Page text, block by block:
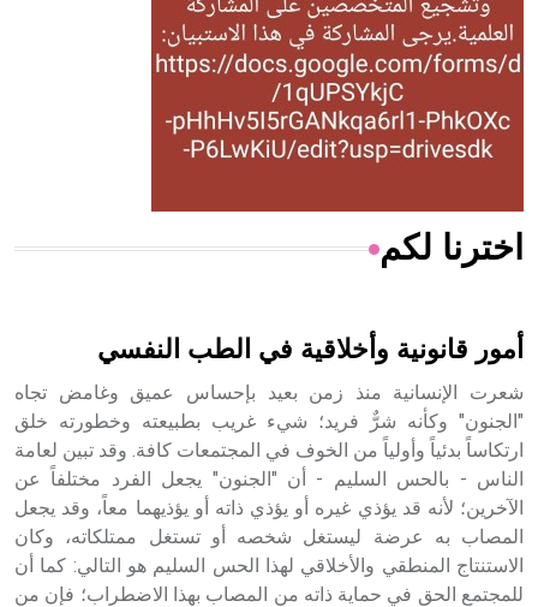
- هل تعلم أن المرجان إفراز حيواني يتكون في البحر ويتركب
من مادة كربونات الكلسيوم، وهو أحمر أو شديد الحمرة وهو
أجود أنواعه، ويمتاز بكبر الحجم ويسمى الش
هل تعلم أن الأبسيد كلمة فرنسية اللفظ تم اعتمادها مصطلحاً
- هل تعلم أن أبجر Abgar اسم معروف جيداً يعود إلى عدد من
الملوك الذين حكموا مدينة إديسا (الرها) من أبجر الأول وحتى
التاسع، وهم ينتسبون إلى أسرة أوسروين
اخترنا لكم
أمور قانونية وأخلاقية في الطب النفسي
شعرت الإنسانية منذ زمن بعيد بإحساس عميق وغامض تجاه
"الجنون" وكأنه شرٌّ فريد؛ شيء غريب بطبيعته وخطورته خلق
ارتكاساً بدئياً وأولياً من الخوف في المجتمعات كافة. وقد تبين لعامة
الناس - بالحس السليم - أن "الجنون" يجعل الفرد مختلفاً عن
الآخرين؛ لأنه قد يؤذي غيره أو يؤذي ذاته أو يؤذيهما معاً، وقد يجعل
المصاب به عرضة ليستغل شخصه أو تستغل ممتلكاته، وكان
الاستنتاج المنطقي والأخلاقي لهذا الحس السليم هو التالي: كما أن
للمجتمع الحق في حماية ذاته من المصاب بهذا الاضطراب؛ فإن من